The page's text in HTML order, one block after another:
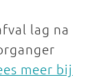
lag na
meer bij